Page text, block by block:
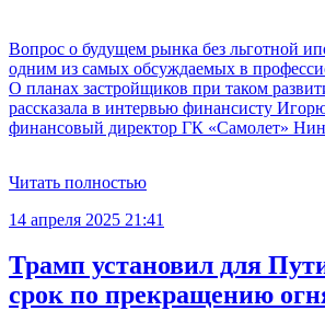
Вопрос о будущем рынка без льготной
одним из самых обсуждаемых в
О планах застройщиков при таком
рассказала в интервью финансисту
финансовый директор ГК «Самолет»
Читать полностью
14 апреля 2025 21:41
Трамп установил для
срок по прекращению